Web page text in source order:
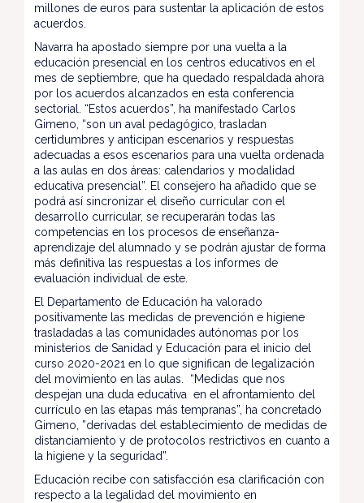
millones de euros para sustentar la aplicación de estos
acuerdos.
Navarra ha apostado siempre por una vuelta a la
educación presencial en los centros educativos en el
mes de septiembre, que ha quedado respaldada ahora
por los acuerdos alcanzados en esta conferencia
sectorial. “Estos acuerdos”, ha manifestado Carlos
Gimeno, “son un aval pedagógico, trasladan
certidumbres y anticipan escenarios y respuestas
adecuadas a esos escenarios para una vuelta ordenada
a las aulas en dos áreas: calendarios y modalidad
educativa presencial”. El consejero ha añadido que se
podrá así sincronizar el diseño curricular con el
desarrollo curricular, se recuperarán todas las
competencias en los procesos de enseñanza-
aprendizaje del alumnado y se podrán ajustar de forma
más definitiva las respuestas a los informes de
evaluación individual de este.
El Departamento de Educación ha valorado
positivamente las medidas de prevención e higiene
trasladadas a las comunidades autónomas por los
ministerios de Sanidad y Educación para el inicio del
curso 2020-2021 en lo que significan de legalización
del movimiento en las aulas. “Medidas que nos
despejan una duda educativa en el afrontamiento del
currículo en las etapas más tempranas”, ha concretado
Gimeno, ”derivadas del establecimiento de medidas de
distanciamiento y de protocolos restrictivos en cuanto a
la higiene y la seguridad”.
Educación recibe con satisfacción esa clarificación con
respecto a la legalidad del movimiento en